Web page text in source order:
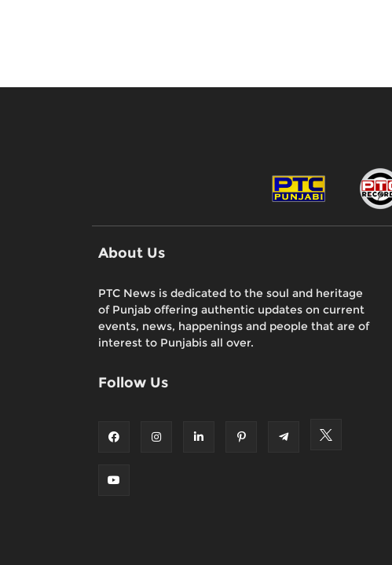
About Us
PTC News is dedicated to the soul and heritage
of Punjab offering authentic updates on current
events, news, happenings and people that are of
interest to Punjabis all over.
Follow Us